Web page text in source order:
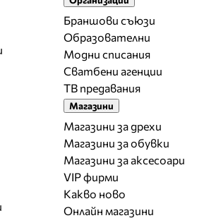
Браншови съюзи
Образователни
Модни списания
Сватбени агенции
ТВ предавания
Магазини
Магазини за дрехи
Магазини за обувки
Магазини за aксесоари
VIP фирми
Какво ново
Онлайн магазини